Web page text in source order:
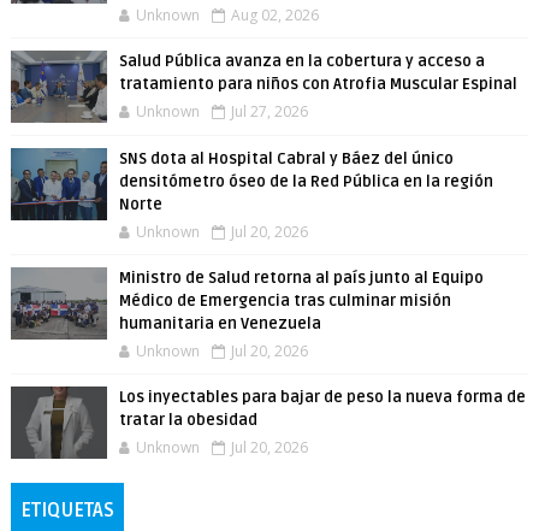
Unknown Aug 02, 2026
Salud Pública avanza en la cobertura y acceso a
tratamiento para niños con Atrofia Muscular Espinal
Unknown Jul 27, 2026
SNS dota al Hospital Cabral y Báez del único
densitómetro óseo de la Red Pública en la región
Norte
Unknown Jul 20, 2026
Ministro de Salud retorna al país junto al Equipo
Médico de Emergencia tras culminar misión
humanitaria en Venezuela
Unknown Jul 20, 2026
Los inyectables para bajar de peso la nueva forma de
tratar la obesidad
Unknown Jul 20, 2026
ETIQUETAS